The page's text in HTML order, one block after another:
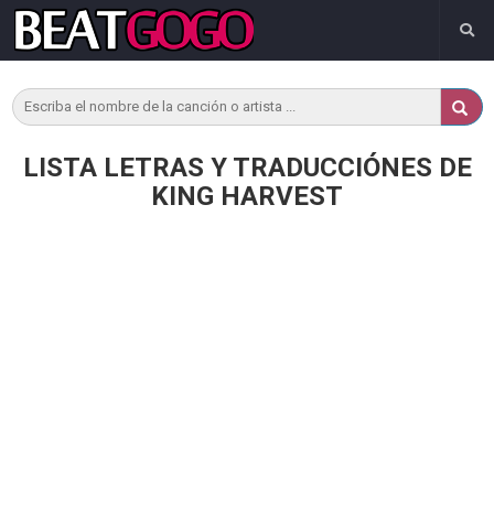
LISTA LETRAS Y TRADUCCIÓNES DE
KING HARVEST